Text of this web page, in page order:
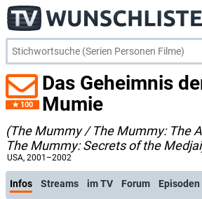
100
Das Geheimnis
Mumie
(The Mummy / The Mummy: The
The Mummy: Secrets of the
USA, 2001–2002
Infos Streams im TV Forum Episoden